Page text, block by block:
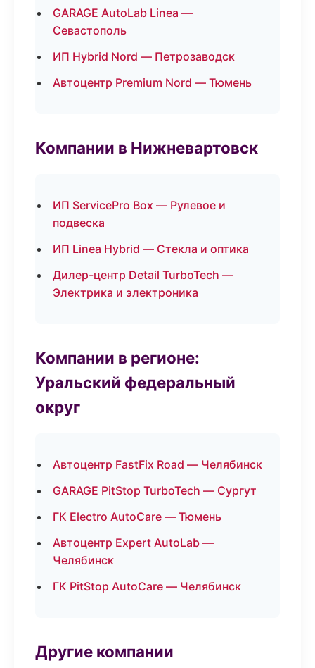
GARAGE AutoLab Linea —
Севастополь
ИП Hybrid Nord — Петрозаводск
Автоцентр Premium Nord — Тюмень
Компании в Нижневартовск
ИП ServicePro Box — Рулевое и
подвеска
ИП Linea Hybrid — Стекла и оптика
Дилер-центр Detail TurboTech —
Электрика и электроника
Компании в регионе:
Уральский федеральный
округ
Автоцентр FastFix Road — Челябинск
GARAGE PitStop TurboTech — Сургут
ГК Electro AutoCare — Тюмень
Автоцентр Expert AutoLab —
Челябинск
ГК PitStop AutoCare — Челябинск
Другие компании